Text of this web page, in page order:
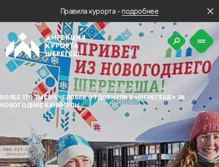
Правила курорта -подробнее
ГЛАВНАЯ
НОВОСТИ
БОЛЕЕ 170 ТЫСЯЧ ЧЕЛОВЕК ОТДОХНУЛИ В «ШЕРЕГЕШЕ» ЗА
НОВОГОДНИЕ КАНИКУЛЫ